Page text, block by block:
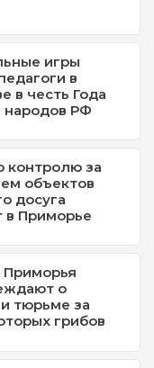
игры
в
в честь Года
народов РФ
контролю за
объектов
досуга
в Приморье
о
тюрьме за
грибов